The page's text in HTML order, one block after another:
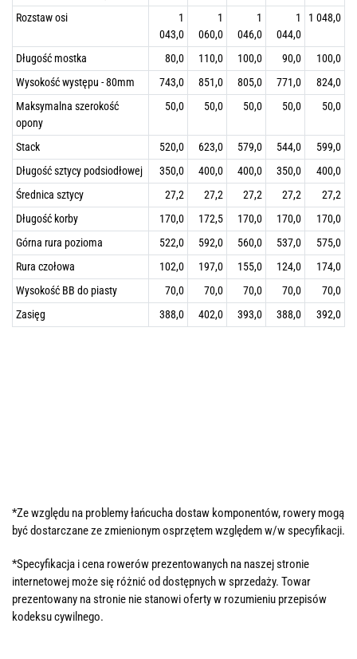
Rozstaw osi
1
043,0
1
060,0
1
046,0
1
044,0
1 048,0
Długość mostka 80,0 110,0 100,0 90,0
100,0
Wysokość występu - 80mm
743,0 851,0 805,0 771,0
824,0
Maksymalna szerokość
opony
50,0 50,0 50,0 50,0 50,0
Stack 520,0 623,0 579,0 544,0
599,0
Długość sztycy podsiodłowej
350,0 400,0 400,0 350,0
400,0
Średnica sztycy
27,2 27,2 27,2 27,2
27,2
Długość korby
170,0 172,5 170,0 170,0
170,0
Górna rura pozioma
522,0 592,0 560,0 537,0
575,0
Rura czołowa
102,0 197,0 155,0 124,0
174,0
Wysokość BB do piasty
70,0 70,0 70,0 70,0
70,0
Zasięg
388,0 402,0 393,0 388,0 392,0
*Ze względu na problemy łańcucha dostaw komponentów, rowery mogą
być dostarczane ze zmienionym osprzętem względem w/w specyfikacji.
*Specyfikacja i cena rowerów prezentowanych na naszej stronie
internetowej może się różnić od dostępnych w sprzedaży. Towar
prezentowany na stronie nie stanowi oferty w rozumieniu przepisów
kodeksu cywilnego.